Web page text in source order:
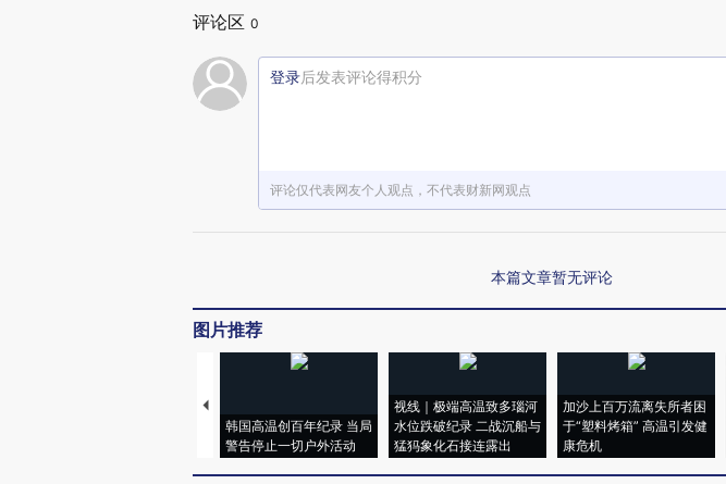
评论区 0
登录后发表评论得积分
评论仅代表网友个人观点，不代表财新网观点
本篇文章暂无评论
图片推荐
韩国高温创百年纪录 当局
警告停止一切户外活动
视线｜极端高温致多瑙河
水位跌破纪录 二战沉船与
猛犸象化石接连露出
加沙上百万流离失所者困
于“塑料烤箱” 高温引发健
康危机